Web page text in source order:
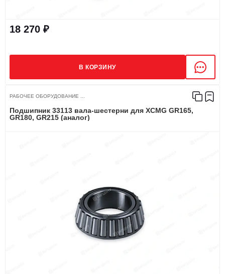
18 270 ₽
В КОРЗИНУ
РАБОЧЕЕ ОБОРУДОВАНИЕ ...
Подшипник 33113 вала-шестерни для XCMG GR165,
GR180, GR215 (аналог)